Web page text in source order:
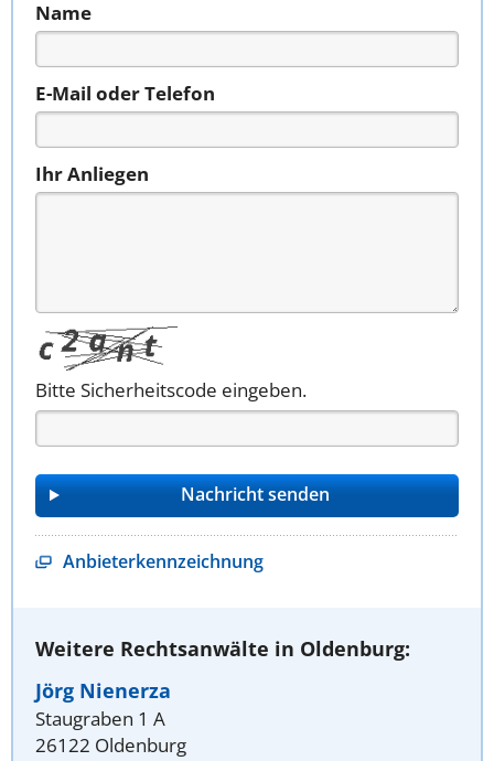
Name
E-Mail oder Telefon
Ihr Anliegen
Bitte Sicherheitscode eingeben.
Anbieterkennzeichnung
Weitere Rechtsanwälte in Oldenburg:
Jörg Nienerza
Staugraben 1 A
26122 Oldenburg